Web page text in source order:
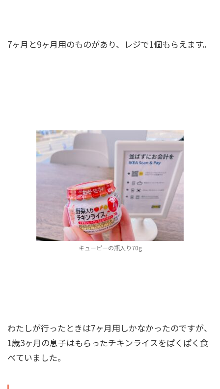
7ヶ月と9ヶ月用のものがあり、レジで1個もらえます。
キューピーの瓶入り70g
わたしが行ったときは7ヶ月用しかなかったのですが、
1歳3ヶ月の息子はもらったチキンライスをぱくぱく食
べていました。